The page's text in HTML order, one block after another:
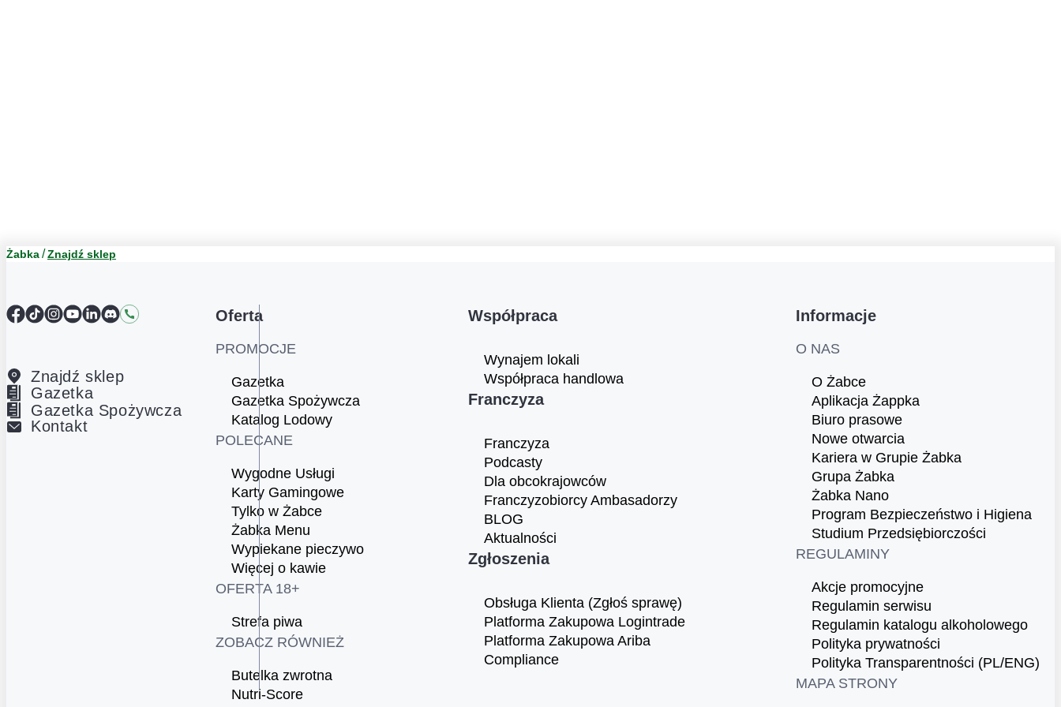
Żabka Znajdź sklep
Facebook
TikTokInstagram
YouTube
LinkedIn
DiscordKontakt
Znajdź sklep
Gazetka
Gazetka Spożywcza
Kontakt
Oferta
PROMOCJE
Gazetka
Gazetka Spożywcza
Katalog Lodowy
POLECANE
Wygodne Usługi
Karty Gamingowe
Tylko w Żabce
Żabka Menu
Wypiekane pieczywo
Więcej o kawie
OFERTA 18+
Strefa piwa
ZOBACZ RÓWNIEŻ
Butelka zwrotna
Nutri-Score
Współpraca
Wynajem lokali
Współpraca handlowa
Franczyza
Franczyza
Podcasty
Dla obcokrajowców
Franczyzobiorcy Ambasadorzy
BLOG
Aktualności
Zgłoszenia
Obsługa Klienta (Zgłoś sprawę)
Platforma Zakupowa Logintrade
Platforma Zakupowa Ariba
Compliance
Informacje
O NAS
O Żabce
Aplikacja Żappka
Biuro prasowe
Nowe otwarcia
Kariera w Grupie Żabka
Grupa Żabka
Żabka Nano
Program Bezpieczeństwo i Higiena
Studium Przedsiębiorczości
REGULAMINY
Akcje promocyjne
Regulamin serwisu
Regulamin katalogu alkoholowego
Polityka prywatności
Polityka Transparentności (PL/ENG)
MAPA STRONY